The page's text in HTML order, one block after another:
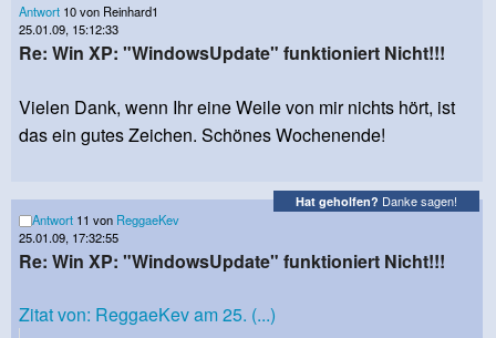
Antwort 10 von Reinhard1
25.01.09, 15:12:33
Re: Win XP: "WindowsUpdate" funktioniert Nicht!!!
Vielen Dank, wenn Ihr eine Weile von mir nichts hört, ist
das ein gutes Zeichen. Schönes Wochenende!
Hat geholfen? Danke sagen!
Antwort 11 von ReggaeKev
25.01.09, 17:32:55
Re: Win XP: "WindowsUpdate" funktioniert Nicht!!!
Zitat von: ReggaeKev am 25. (...)